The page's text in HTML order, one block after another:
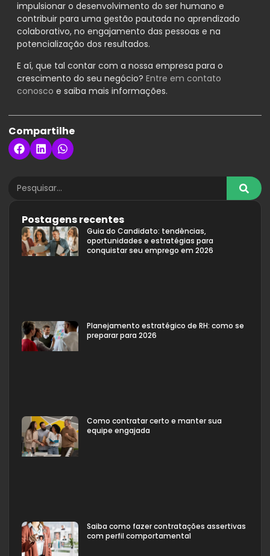
impulsionar o desenvolvimento do ser humano e
contribuir para uma gestão pautada no aprendizado
colaborativo, no engajamento das pessoas e na
potencialização dos resultados.
E aí, que tal contar com a nossa empresa para o
crescimento do seu negócio? Entre em contato
conosco e saiba mais informações.
Compartilhe
Postagens recentes
Guia do Candidato: tendências,
oportunidades e estratégias para
conquistar seu emprego em 2026
Planejamento estratégico de RH: como se
preparar para 2026
Como contratar certo e manter sua
equipe engajada
Saiba como fazer contratações assertivas
com perfil comportamental